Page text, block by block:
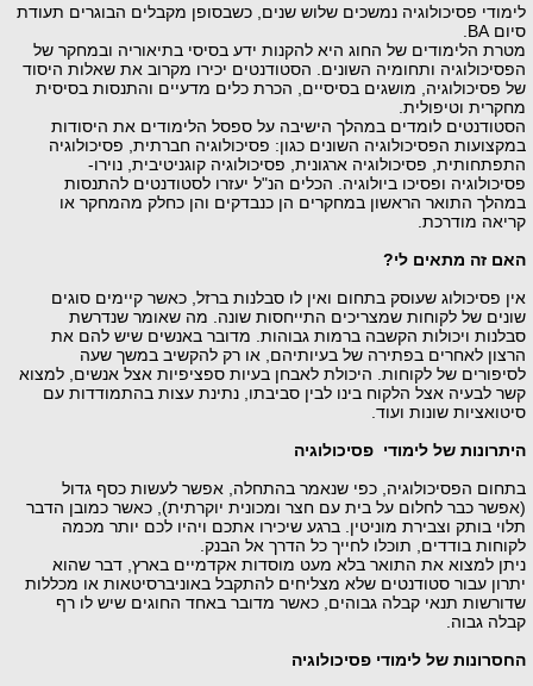
לימודי פסיכולוגיה נמשכים שלוש שנים, כשבסופן מקבלים הבוגרים תעודת
סיום BA
מטרת הלימודים של החוג היא להקנות ידע בסיסי בתיאוריה ובמחקר של
הפסיכולוגיה ותחומיה השונים. הסטודנטים יכירו מקרוב את שאלות היסוד
של פסיכולוגיה, מושגים בסיסיים, הכרת כלים מדעיים והתנסות בסיסית
מחקרית וטיפולית.
הסטודנטים לומדים במהלך הישיבה על ספסל הלימודים את היסודות
במקצועות הפסיכולוגיה השונים כגון: פסיכולוגיה חברתית, פסיכולוגיה
התפתחותית, פסיכולוגיה ארגונית, פסיכולוגיה קוגניטיבית, נוירו-
פסיכולוגיה ופסיכו ביולוגיה. הכלים הנ"ל יעזרו לסטודנטים להתנסות
במהלך התואר הראשון במחקרים הן כנבדקים והן כחלק מהמחקר או
קריאה מודרכת.
האם זה מתאים לי?
אין פסיכולוג שעוסק בתחום ואין לו סבלנות ברזל, כאשר קיימים סוגים
שונים של לקוחות שמצריכים התייחסות שונה. מה שאומר שנדרשת
סבלנות ויכולות הקשבה ברמות גבוהות. מדובר באנשים שיש להם את
הרצון לאחרים בפתירה של בעיותיהם, או רק להקשיב במשך שעה
לסיפורים של לקוחות. היכולת לאבחן בעיות ספציפיות אצל אנשים, למצוא
קשר לבעיה אצל הלקוח בינו לבין סביבתו, נתינת עצות בהתמודדות עם
סיטואציות שונות ועוד.
היתרונות של לימודי פסיכולוגיה
בתחום הפסיכולוגיה, כפי שנאמר בהתחלה, אפשר לעשות כסף גדול
(אפשר כבר לחלום על בית עם חצר ומכונית יוקרתית), כאשר כמובן הדבר
תלוי בותק וצבירת מוניטין. ברגע שיכירו אתכם ויהיו לכם יותר מכמה
לקוחות בודדים, תוכלו לחייך כל הדרך אל הבנק.
ניתן למצוא את התואר בלא מעט מוסדות אקדמיים בארץ, דבר שהוא
יתרון עבור סטודנטים שלא מצליחים להתקבל באוניברסיטאות או מכללות
שדורשות תנאי קבלה גבוהים, כאשר מדובר באחד החוגים שיש לו רף
קבלה גבוה.
החסרונות של לימודי פסיכולוגיה